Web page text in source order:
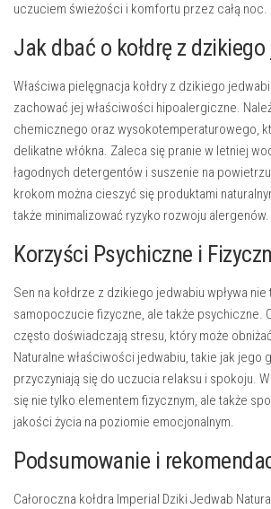
uczuciem świeżości i komfortu przez całą noc.
Jak dbać o kołdrę z
Właściwa pielęgnacja kołdry z dzikiego
zachować jej właściwości hipoalergiczne.
chemicznego oraz wysokotemperaturowego,
delikatne włókna. Zaleca się pranie w letniej
łagodnych detergentów i suszenie na
krokom można cieszyć się produktami
także minimalizować ryzyko rozwoju alergenów.
Korzyści Psychiczne i
Sen na kołdrze z dzikiego jedwabiu wpływa nie
samopoczucie fizyczne, ale także psychiczne.
często doświadczają stresu, który może
Naturalne właściwości jedwabiu, takie jak jego
przyczyniają się do uczucia relaksu i spokoju.
się nie tylko elementem fizycznym, ale także
jakości życia na poziomie emocjonalnym.
Podsumowanie i
Całoroczna kołdra Imperial Dziki Jedwab